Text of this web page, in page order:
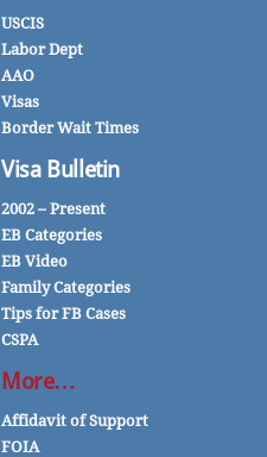
USCIS
Labor Dept
AAO
Visas
Border Wait Times
Visa Bulletin
2002 – Present
EB Categories
EB Video
Family Categories
Tips for FB Cases
CSPA
More…
Affidavit of Support
FOIA